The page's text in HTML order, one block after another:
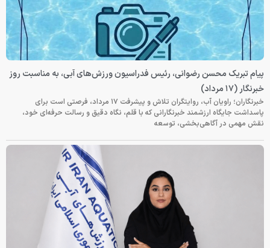
پیام تبریک محسن رضوانی، رئیس فدراسیون ورزش‌های آبی، به مناسبت روز
خبرنگار (۱۷ مرداد)
خبرنگاران؛ راویان آب، روایتگران تلاش و پیشرفت ۱۷ مرداد، فرصتی است برای
پاسداشت جایگاه ارزشمند خبرنگارانی که با قلم، نگاه دقیق و رسالت حرفه‌ای خود،
نقش مهمی در آگاهی‌بخشی، توسعه